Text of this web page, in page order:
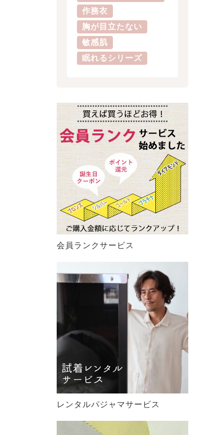
作務衣
胸が目立たない
敏感肌
眠れるシリーズ
会員ランクサービス
レンタルパジャマサービス